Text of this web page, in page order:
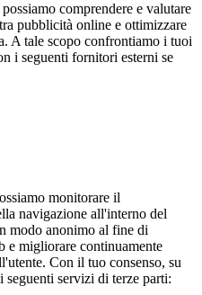
comprendere e valutare
pubblicità online e ottimizzare
A tale scopo confrontiamo i tuoi
i seguenti fornitori esterni se
monitorare il
navigazione all'interno del
modo anonimo al fine di
e migliorare continuamente
Con il tuo consenso, su
servizi di terze parti: